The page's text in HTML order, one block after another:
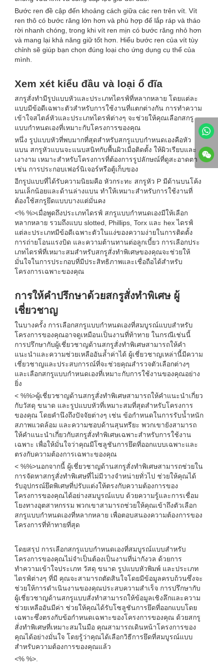
Bước ren đề cập đến khoảng cách giữa các ren trên vít. Vít
ren thô có bước răng lớn hơn và phù hợp để lắp ráp và tháo
rời nhanh chóng, trong khi vít ren mịn có bước răng nhỏ hơn
và mang lại khả năng giữ tốt hơn. Hiểu bước ren của vít tùy
chỉnh sẽ giúp bạn chọn đúng loại cho ứng dụng cụ thể của
mình.
Xem xét kiểu đầu và loại ổ đĩa
สกรูสั่งทำมีรูปแบบหัวและประเภทไดรฟ์ที่หลากหลาย โดยแต่ละ
แบบมีข้อดีเฉพาะตัวสำหรับการใช้งานที่แตกต่างกัน การทำความ
เข้าใจสไตล์หัวและประเภทไดรฟ์ต่างๆ จะช่วยให้คุณเลือกสกรู
แบบกำหนดเองที่เหมาะกับโครงการของคุณ
หนึ่ง รูปแบบหัวที่พบมากที่สุดสำหรับสกรูแบบกำหนดเองคือหัว
แบน สกรูหัวแบนจะแนบสนิทกับพื้นผิวเมื่อติดตั้ง ให้ผิวเรียบและ
เงางาม เหมาะสำหรับโครงการที่ต้องการรูปลักษณ์ที่ดูสะอาดตา
เช่น การประกอบเฟอร์นิเจอร์หรือตู้เก็บของ
อีกรูปแบบที่ได้รับความนิยมคือ หัวกระทะ สกรูหัว P มีด้านบนโค้ง
มนเล็กน้อยและด้านล่างแบน ทำให้เหมาะสำหรับการใช้งานที่
ต้องใช้สกรูยึดแบบบางแต่มั่นคง
<% %>เมื่อพูดถึงประเภทไดรฟ์ สกรูแบบกำหนดเองมีให้เลือก
หลากหลาย รวมถึงแบบ slotted, Phillips, Torx และ hex ไดรฟ์
แต่ละประเภทมีข้อดีเฉพาะตัวในแง่ของความง่ายในการติดตั้ง
การถ่ายโอนแรงบิด และความต้านทานต่อลูกเบี้ยว การเลือกประ
เภทไดรฟ์ที่เหมาะสมสำหรับสกรูสั่งทำพิเศษของคุณจะช่วยให้
มั่นใจในการประกอบที่มีประสิทธิภาพและเชื่อถือได้สำหรับ
โครงการเฉพาะของคุณ
การให้คำปรึกษาด้วยสกรูสั่งทำพิเศษ ผู้
เชี่ยวชาญ
ในบางครั้ง การเลือกสกรูแบบกำหนดเองที่สมบูรณ์แบบสำหรับ
โครงการของคุณอาจดูเหมือนเป็นงานที่ท้าทาย ในกรณีเช่นนี้
การปรึกษากับผู้เชี่ยวชาญด้านสกรูสั่งทำพิเศษสามารถให้คำ
แนะนำและความช่วยเหลืออันล้ำค่าได้ ผู้เชี่ยวชาญเหล่านี้มีความ
เชี่ยวชาญและประสบการณ์ที่จะช่วยคุณสำรวจตัวเลือกต่างๆ
และเลือกสกรูแบบกำหนดเองที่เหมาะกับการใช้งานของคุณอย่าง
ยิ่ง
< %%>ผู้เชี่ยวชาญด้านสกรูสั่งทำพิเศษสามารถให้คำแนะนำเกี่ยว
กับวัสดุ ขนาด และรูปแบบหัวที่เหมาะสมที่สุดสำหรับโครงการ
ของคุณ โดยคำนึงถึงปัจจัยต่างๆ เช่น ข้อกำหนดในการรับน้ำหนัก
สภาพแวดล้อม และความชอบด้านสุนทรียะ พวกเขายังสามารถ
ให้คำแนะนำเกี่ยวกับสกรูสั่งทำพิเศษเฉพาะสำหรับการใช้งาน
เฉพาะ เพื่อให้มั่นใจว่าคุณมีโซลูชันการยึดที่ออกแบบเฉพาะและ
ตรงกับความต้องการเฉพาะของคุณ
< %%>นอกจากนี้ ผู้เชี่ยวชาญด้านสกรูสั่งทำพิเศษสามารถช่วยใน
การจัดหาสกรูสั่งทำพิเศษที่ไม่มีวางจำหน่ายทั่วไป ช่วยให้คุณได้
รับอุปกรณ์ยึดพิเศษที่ปรับแต่งให้ตรงกับความต้องการของ
โครงการของคุณได้อย่างสมบูรณ์แบบ ด้วยความรู้และการเชื่อม
โยงทางอุตสาหกรรม พวกเขาสามารถช่วยให้คุณเข้าถึงตัวเลือก
สกรูแบบกำหนดเองที่หลากหลาย เพื่อตอบสนองความต้องการของ
โครงการที่ท้าทายที่สุด
โดยสรุป การเลือกสกรูแบบกำหนดเองที่สมบูรณ์แบบสำหรับ
โครงการของคุณไม่จำเป็นต้องเป็นงานที่น่ากังวล ด้วยการ
ทำความเข้าใจประเภท วัสดุ ขนาด รูปแบบหัวพิมพ์ และประเภท
ไดรฟ์ต่างๆ ที่มี คุณจะสามารถตัดสินใจโดยมีข้อมูลครบถ้วนซึ่งจะ
ช่วยให้การดำเนินงานของคุณประสบความสำเร็จ การปรึกษากับ
ผู้เชี่ยวชาญด้านสกรูแบบสั่งทำสามารถให้ข้อมูลเชิงลึกและความ
ช่วยเหลืออันมีค่า ช่วยให้คุณได้รับโซลูชันการยึดที่ออกแบบโดย
เฉพาะซึ่งตรงกับข้อกำหนดเฉพาะของโครงการของคุณ ด้วยสกรู
สั่งทำพิเศษที่เหมาะสมในมือ คุณสามารถเดินหน้าโครงการของ
คุณได้อย่างมั่นใจ โดยรู้ว่าคุณได้เลือกวิธีการยึดที่สมบูรณ์แบบ
สำหรับความต้องการของคุณแล้ว
<% %>.